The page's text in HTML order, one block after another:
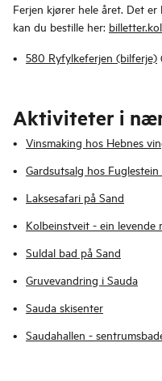
Ferjen kjører hele året. Det
kan du bestille her:
580 Ryfylkeferjen (bilferje)
Aktiviteter i
Vinsmaking hos Hebnes
Gardsutsalg hos
Laksesafari på Sand
Kolbeinstveit - ein levende
Suldal bad på Sand
Gruvevandring i Sauda
Sauda skisenter
Saudahallen -